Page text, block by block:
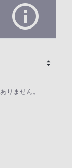
りません。